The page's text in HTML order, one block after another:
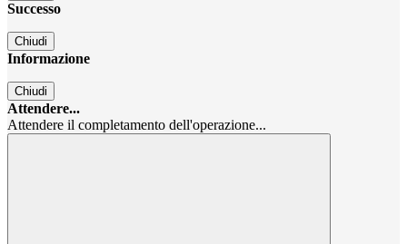
Successo
Chiudi
Informazione
Chiudi
Attendere...
Attendere il completamento dell'operazione...